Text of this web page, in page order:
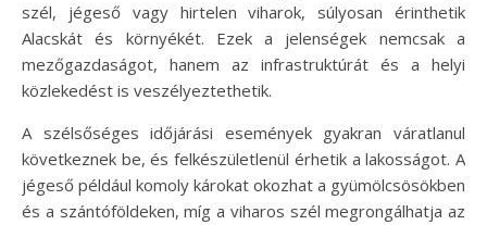
szél, jégeső vagy hirtelen viharok, súlyosan érinthetik
Alacskát és környékét. Ezek a jelenségek nemcsak a
mezőgazdaságot, hanem az infrastruktúrát és a helyi
közlekedést is veszélyeztethetik.
A szélsőséges időjárási események gyakran váratlanul
következnek be, és felkészületlenül érhetik a lakosságot. A
jégeső például komoly károkat okozhat a gyümölcsösökben
és a szántóföldeken, míg a viharos szél megrongálhatja az